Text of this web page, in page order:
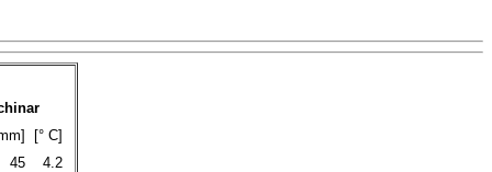
[° C]
45
4.2